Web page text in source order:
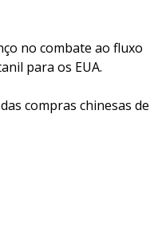
no combate ao fluxo
para os EUA.
compras chinesas de